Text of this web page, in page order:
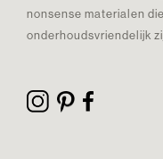
nonsense materialen
onderhoudsvriendelijk